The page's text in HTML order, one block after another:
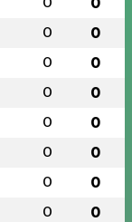
0 0
0 0
0 0
0 0
0 0
0 0
0 0